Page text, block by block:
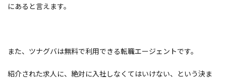
にあると言えます。
また、ツナグバは無料で利用できる転職エージェントです。
紹介された求人に、絶対に入社しなくてはいけない、という決ま